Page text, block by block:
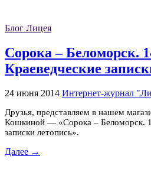
Блог Лицея
Сорока – Беломорск.
Краеведческие
24 июня 2014 Интернет-журнал
Друзья, представляем в нашем
Кошкиной — «Сорока – Беломорск.
записки летопись».
Далее →